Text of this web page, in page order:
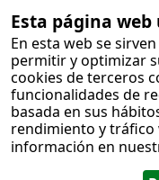
Esta página web
En esta web se
permitir y optimizar
cookies de terceros
funcionalidades de
basada en sus
rendimiento y tráfico
información en